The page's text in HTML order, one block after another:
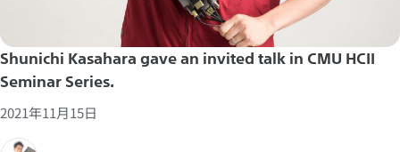
Shunichi Kasahara gave an invited talk in CMU HCII
Seminar Series.
2021年11月15日